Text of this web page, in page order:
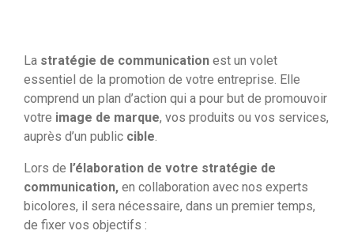
La stratégie de communication est un volet
essentiel de la promotion de votre entreprise. Elle
comprend un plan d’action qui a pour but de promouvoir
votre image de marque, vos produits ou vos services,
auprès d’un public cible.
Lors de l’élaboration de votre stratégie de
communication, en collaboration avec nos experts
bicolores, il sera nécessaire, dans un premier temps,
de fixer vos objectifs :